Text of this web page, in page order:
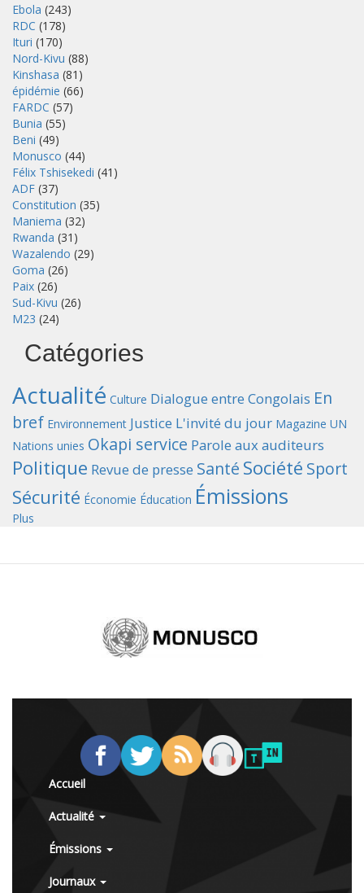
Ebola (243)
RDC (178)
Ituri (170)
Nord-Kivu (88)
Kinshasa (81)
épidémie (66)
FARDC (57)
Bunia (55)
Beni (49)
Monusco (44)
Félix Tshisekedi (41)
ADF (37)
Constitution (35)
Maniema (32)
Rwanda (31)
Wazalendo (29)
Goma (26)
Paix (26)
Sud-Kivu (26)
M23 (24)
Catégories
Actualité Culture Dialogue entre Congolais En
bref Environnement Justice L'invité du jour Magazine UN
Nations unies Okapi service Parole aux auditeurs
Politique Revue de presse Santé Société Sport
Sécurité Économie Éducation Émissions
Plus
Accueil
Actualité
Émissions
Journaux